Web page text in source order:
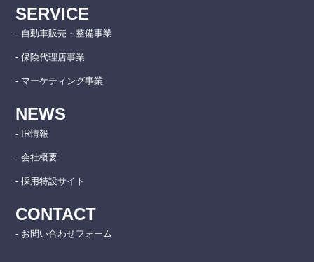
SERVICE
- 自動車販売・整備事業
- 保険代理店事業
- マーケティング事業
NEWS
- IR情報
- 会社概要
- 採用特設サイト
CONTACT
- お問い合わせフォーム